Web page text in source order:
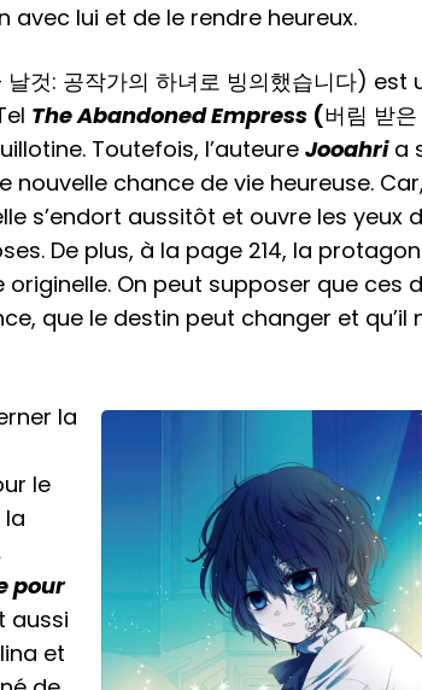
avec lui et de le rendre heureux.
것: 공작가의 하녀로 빙의했습니다) est
The Abandoned Empress (버림 받
Toutefois, l’auteure Jooahri a
nouvelle chance de vie heureuse.
s’endort aussitôt et ouvre les yeux
De plus, à la page 214, la
On peut supposer que ces
que le destin peut changer et qu’il
la
le
la
pour
aussi
et